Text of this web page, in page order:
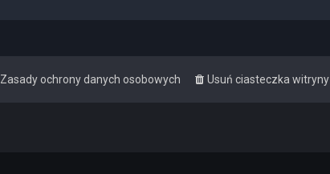
Usuń ciasteczka witryny
Zasady ochrony danych osobowych